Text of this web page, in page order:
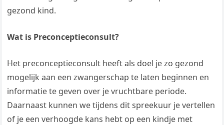
gezond kind.
Wat is Preconceptieconsult?
Het preconceptieconsult heeft als doel je zo gezond
mogelijk aan een zwangerschap te laten beginnen en
informatie te geven over je vruchtbare periode.
Daarnaast kunnen we tijdens dit spreekuur je vertellen
of je een verhoogde kans hebt op een kindje met